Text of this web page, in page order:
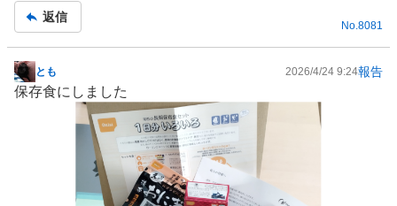
事
返信
No.8081
掲
示
とも 2026/4/24 9:24報告
保存食にしました